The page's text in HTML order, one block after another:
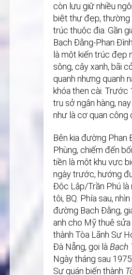
còn lưu giữ nhiều
biệt thự đẹp, thường
trúc thuộc địa. Gần
Bạch Đằng-Phan
là một kiến trúc đẹp
sông, cây xanh, bãi
quanh nhưng quanh
khóa then cài. Trước
trụ sở ngân hàng,
như là cơ quan công
Bên kia đường Phan
Phùng, chiếm đến
tiền là một khu vực
ngày trước, hướng
Độc Lập/Trần Phú là
tôi, BQ. Phía sau, nhìn
đường Bạch Đằng,
anh cho Mỹ thuê sửa
thành Tòa Lãnh Sự
Đà Nẵng, gọi là Bạch
Ngày tháng sau
Sự quán biến thành